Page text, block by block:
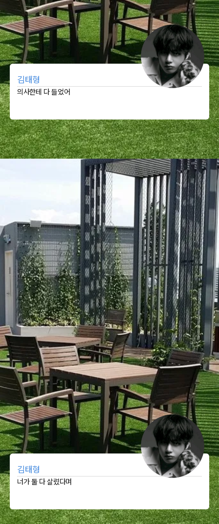
김태형
의사한테 다 들었어
김태형
너가 둘 다 살렸다며